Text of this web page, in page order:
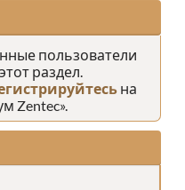
пользователи
раздел.
на
Zentec».